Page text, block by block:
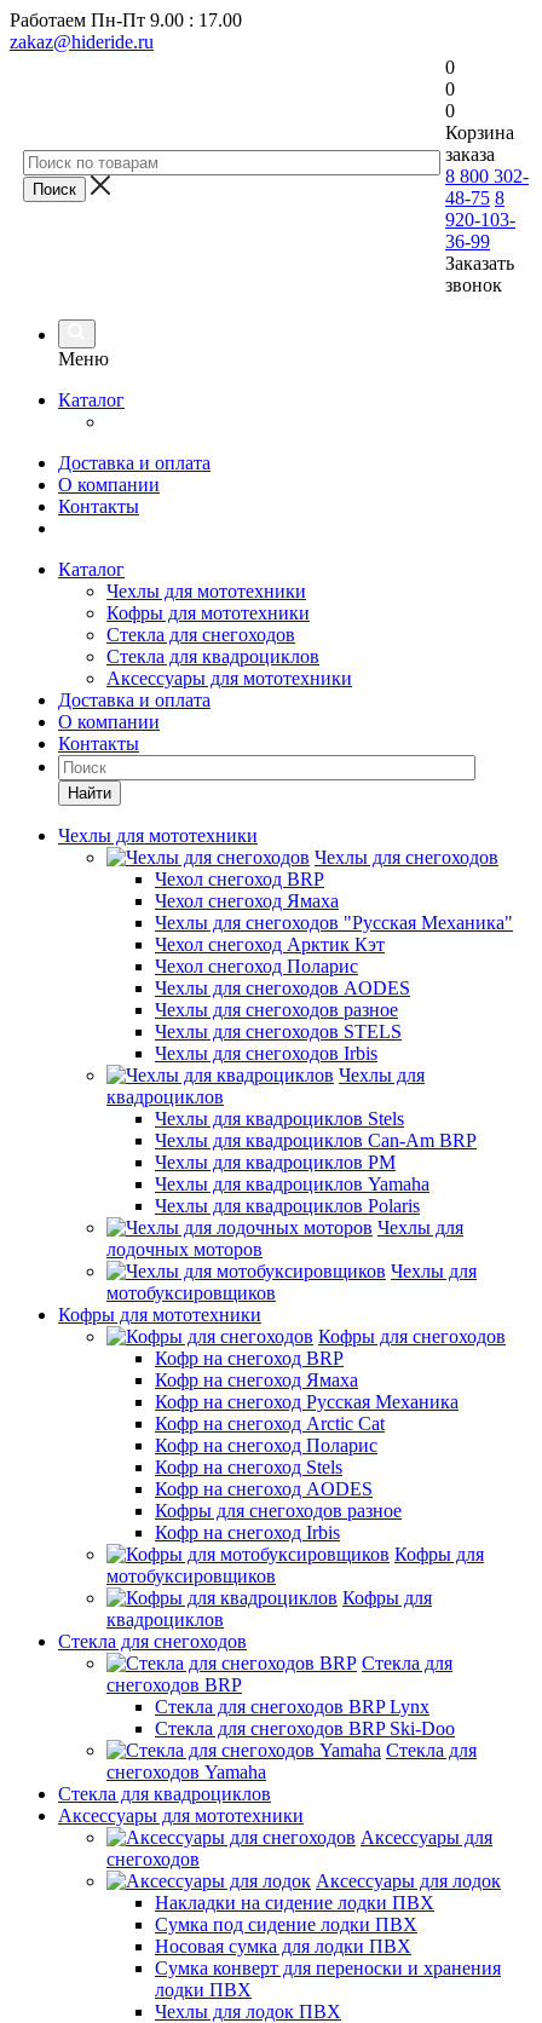
Работаем Пн-Пт 9.00 : 17.00
zakaz@hideride.ru
0
0
0
Корзина
заказа
8 800 302-
48-75 8
920-103-
36-99
Заказать
звонок
Меню
Каталог
Доставка и оплата
О компании
Контакты
Каталог
Чехлы для мототехники
Кофры для мототехники
Стекла для снегоходов
Стекла для квадроциклов
Аксессуары для мототехники
Доставка и оплата
О компании
Контакты
Найти
Чехлы для мототехники
Чехлы для снегоходов
Чехол снегоход BRP
Чехол снегоход Ямаха
Чехлы для снегоходов "Русская Механика"
Чехол снегоход Арктик Кэт
Чехол снегоход Поларис
Чехлы для снегоходов AODES
Чехлы для снегоходов разное
Чехлы для снегоходов STELS
Чехлы для снегоходов Irbis
Чехлы для
квадроциклов
Чехлы для квадроциклов Stels
Чехлы для квадроциклов Can-Am BRP
Чехлы для квадроциклов РМ
Чехлы для квадроциклов Yamaha
Чехлы для квадроциклов Polaris
Чехлы для
лодочных моторов
Чехлы для
мотобуксировщиков
Кофры для мототехники
Кофры для снегоходов
Кофр на снегоход BRP
Кофр на снегоход Ямаха
Кофр на снегоход Русская Механика
Кофр на снегоход Arctic Cat
Кофр на снегоход Поларис
Кофр на снегоход Stels
Кофр на снегоход AODES
Кофры для снегоходов разное
Кофр на снегоход Irbis
Кофры для
мотобуксировщиков
Кофры для
квадроциклов
Стекла для снегоходов
Стекла для
снегоходов BRP
Стекла для снегоходов BRP Lynx
Стекла для снегоходов BRP Ski-Doo
Стекла для
снегоходов Yamaha
Стекла для квадроциклов
Аксессуары для мототехники
Аксессуары для
снегоходов
Аксессуары для лодок
Накладки на сидение лодки ПВХ
Сумка под сидение лодки ПВХ
Носовая сумка для лодки ПВХ
Сумка конверт для переноски и хранения
лодки ПВХ
Чехлы для лодок ПВХ